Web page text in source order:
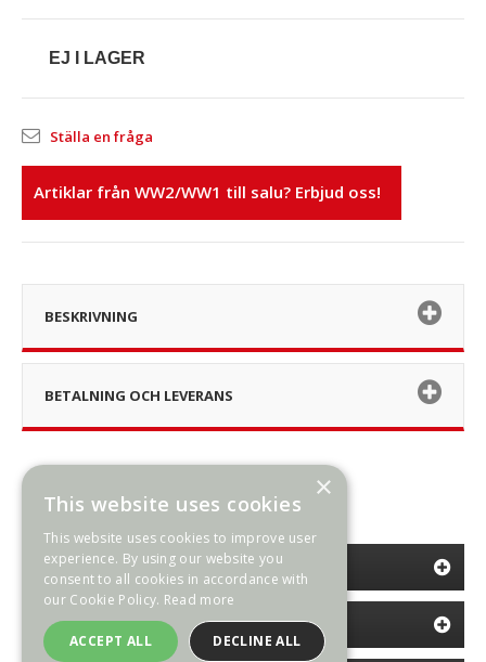
EJ I LAGER
Ställa en fråga
Artiklar från WW2/WW1 till salu? Erbjud oss!
BESKRIVNING
BETALNING OCH LEVERANS
KATEGORIER
INFORMATION
×
This website uses cookies
This website uses cookies to improve user
experience. By using our website you
consent to all cookies in accordance with
our Cookie Policy. Read more
ACCEPT ALL DECLINE ALL